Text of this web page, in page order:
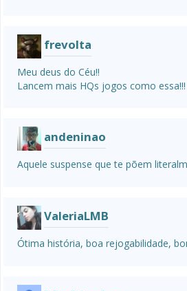
frevolta
Meu deus do Céu!!
Lancem mais HQs jogos como
andeninao
Aquele suspense que te põem
ValeriaLMB
Ótima história, boa rejogabilidade,